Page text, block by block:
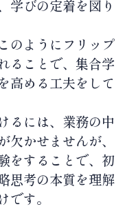
学びの定着を図り
のようにフリップ
ることで、集合学
高める工夫をして
るには、業務の中
かせませんが、
をすることで、初
思考の本質を理解
す。